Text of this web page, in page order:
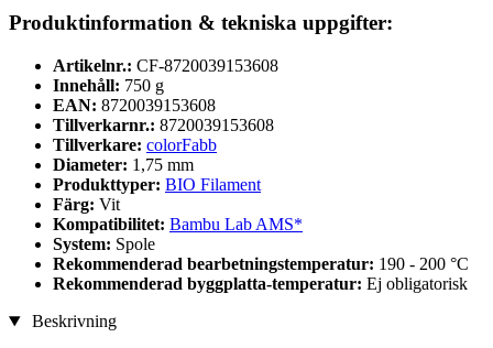
Produktinformation & tekniska uppgifter:
Artikelnr.: CF-8720039153608
Innehåll: 750 g
EAN: 8720039153608
Tillverkarnr.: 8720039153608
Tillverkare: colorFabb
Diameter: 1,75 mm
Produkttyper: BIO Filament
Färg: Vit
Kompatibilitet: Bambu Lab AMS*
System: Spole
Rekommenderad bearbetningstemperatur: 190 - 200 °C
Rekommenderad byggplatta-temperatur: Ej obligatorisk
Beskrivning